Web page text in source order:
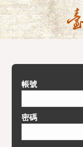
帳號
密碼